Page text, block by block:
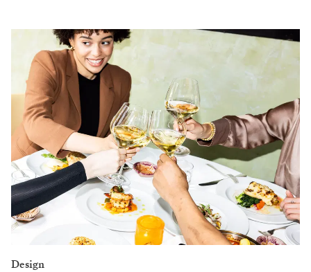
Design